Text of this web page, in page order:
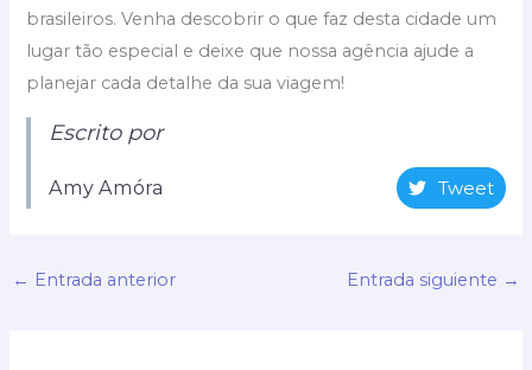
brasileiros. Venha descobrir o que faz desta cidade um
lugar tão especial e deixe que nossa agência ajude a
planejar cada detalhe da sua viagem!
Escrito por
Amy Amóra Tweet
← Entrada anterior Entrada siguiente →